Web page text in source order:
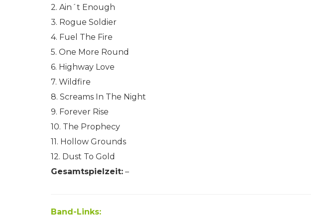
2. Ain´t Enough
3. Rogue Soldier
4. Fuel The Fire
5. One More Round
6. Highway Love
7. Wildfire
8. Screams In The Night
9. Forever Rise
10. The Prophecy
11. Hollow Grounds
12. Dust To Gold
Gesamtspielzeit: –
Band-Links: